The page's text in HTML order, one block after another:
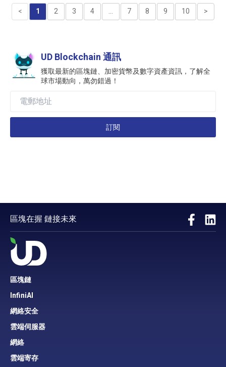
< 1 2 3 4 ... 7 8 9 10 >
UD Blockchain 通訊
獲取最新的區塊鏈、加密貨幣及數字資產資訊，了解全
球市場動向，萬勿錯過！
訂閱
區塊在握 鏈接未來
區塊鏈
InfiniAI
網絡安全
雲端伺服器
網絡
雲端寄存